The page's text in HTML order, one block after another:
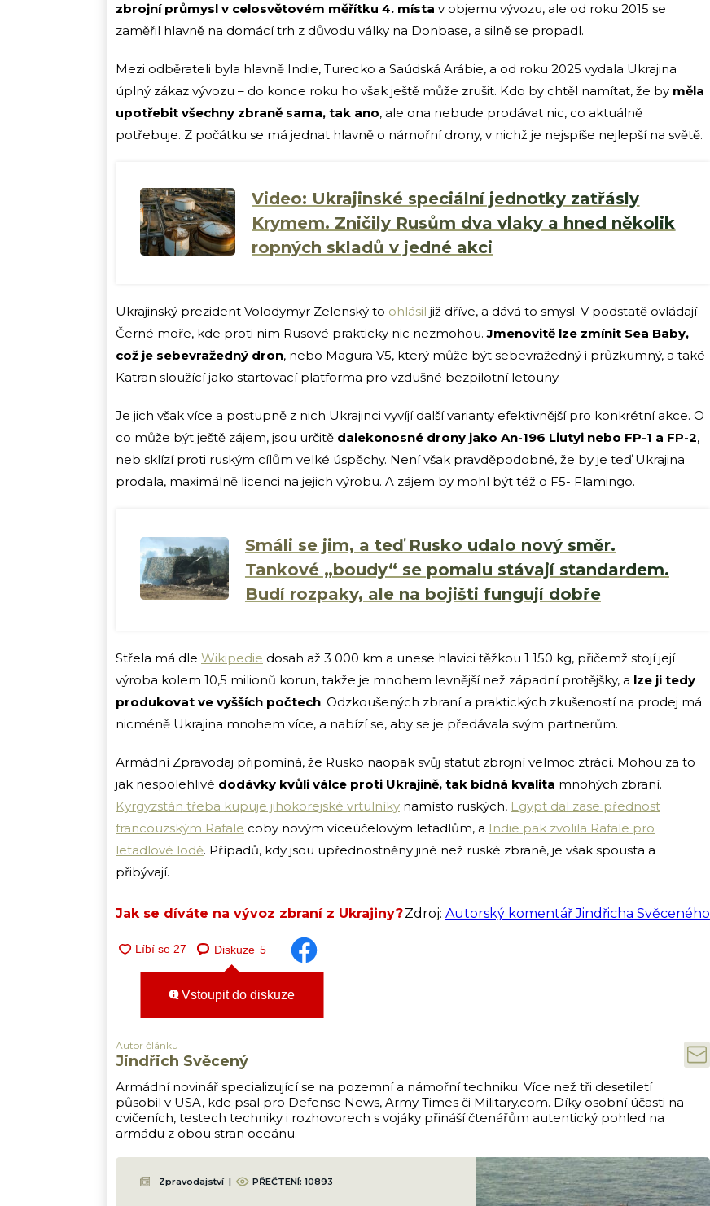
zbrojní průmysl v celosvětovém měřítku 4. místa v objemu vývozu, ale od roku 2015 se
zaměřil hlavně na domácí trh z důvodu války na Donbase, a silně se propadl.
Mezi odběrateli byla hlavně Indie, Turecko a Saúdská Arábie, a od roku 2025 vydala Ukrajina
úplný zákaz vývozu – do konce roku ho však ještě může zrušit. Kdo by chtěl namítat, že by měla
upotřebit všechny zbraně sama, tak ano, ale ona nebude prodávat nic, co aktuálně
potřebuje. Z počátku se má jednat hlavně o námořní drony, v nichž je nejspíše nejlepší na světě.
Video: Ukrajinské speciální jednotky zatřásly
Krymem. Zničily Rusům dva vlaky a hned několik
ropných skladů v jedné akci
Ukrajinský prezident Volodymyr Zelenský to ohlásil již dříve, a dává to smysl. V podstatě ovládají
Černé moře, kde proti nim Rusové prakticky nic nezmohou.Jmenovitě lze zmínit Sea Baby,
což je sebevražedný dron, nebo Magura V5, který může být sebevražedný i průzkumný, a také
Katran sloužící jako startovací platforma pro vzdušné bezpilotní letouny.
Je jich však více a postupně z nich Ukrajinci vyvíjí další varianty efektivnější pro konkrétní akce. O
co může být ještě zájem, jsou určitě dalekonosné drony jako An-196 Liutyi nebo FP-1 a FP-2,
neb sklízí proti ruským cílům velké úspěchy. Není však pravděpodobné, že by je teď Ukrajina
prodala, maximálně licenci na jejich výrobu. A zájem by mohl být též o F5- Flamingo.
Smáli se jim, a teď Rusko udalo nový směr.
Tankové „boudy“ se pomalu stávají standardem.
Budí rozpaky, ale na bojišti fungují dobře
Střela má dle Wikipedie dosah až 3 000 km a unese hlavici těžkou 1 150 kg, přičemž stojí její
výroba kolem 10,5 milionů korun, takže je mnohem levnější než západní protějšky, a lze ji tedy
produkovat ve vyšších počtech. Odzkoušených zbraní a praktických zkušeností na prodej má
nicméně Ukrajina mnohem více, a nabízí se, aby se je předávala svým partnerům.
Armádní Zpravodaj připomíná, že Rusko naopak svůj statut zbrojní velmoc ztrácí. Mohou za to
jak nespolehlivé dodávky kvůli válce proti Ukrajině, tak bídná kvalita mnohých zbraní.
Kyrgyzstán třeba kupuje jihokorejské vrtulníky namísto ruských, Egypt dal zase přednost
francouzským Rafale coby novým víceúčelovým letadlům, a Indie pak zvolila Rafale pro
letadlové lodě. Případů, kdy jsou upřednostněny jiné než ruské zbraně, je však spousta a
přibývají.
Jak se díváte na vývoz zbraní z Ukrajiny?Zdroj: Autorský komentář Jindřicha Svěceného
Diskuze 5
Vstoupit do diskuze
Autor článku
Jindřich Svěcený
Armádní novinář specializující se na pozemní a námořní techniku. Více než tři desetiletí
působil v USA, kde psal pro Defense News, Army Times či Military.com. Díky osobní účasti na
cvičeních, testech techniky i rozhovorech s vojáky přináší čtenářům autentický pohled na
armádu z obou stran oceánu.
Zpravodajství | PŘEČTENÍ: 10893